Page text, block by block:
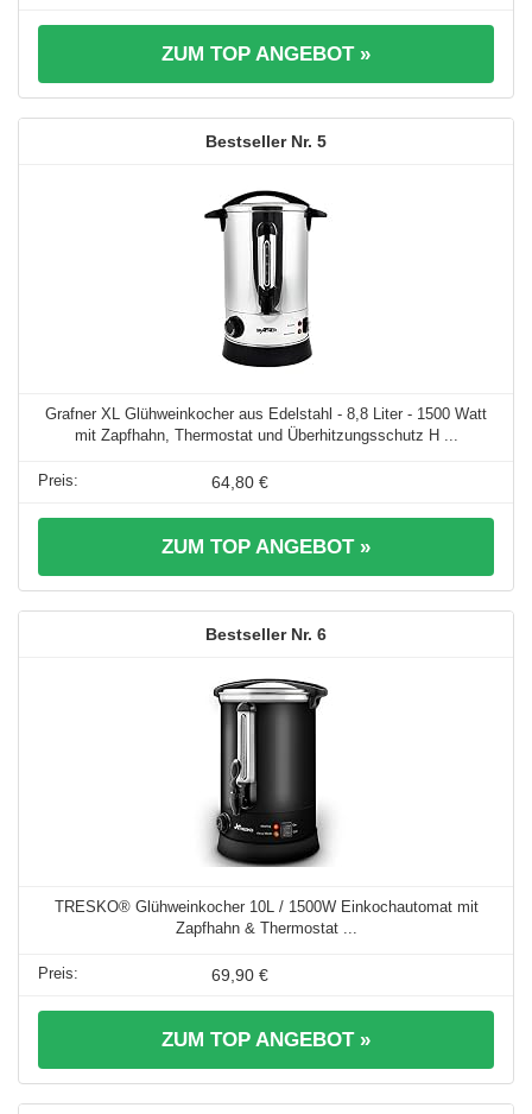
ZUM TOP ANGEBOT »
5
Grafner XL Glühweinkocher aus Edelstahl - 8,8 Liter - 1500 Watt
mit Zapfhahn, Thermostat und Überhitzungsschutz H ...
64,80 €
ZUM TOP ANGEBOT »
6
TRESKO® Glühweinkocher 10L / 1500W Einkochautomat mit
Zapfhahn & Thermostat ...
69,90 €
ZUM TOP ANGEBOT »